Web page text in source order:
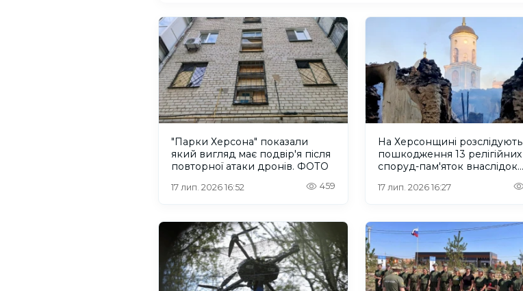
"Парки Херсона" показали
який вигляд має подвір'я після
повторної атаки дронів. ФОТО
17 лип. 2026 16:52 459
На Херсонщині розслідують
пошкодження 13 релігійних
споруд-пам'яток внаслідок
17 лип. 2026 16:27